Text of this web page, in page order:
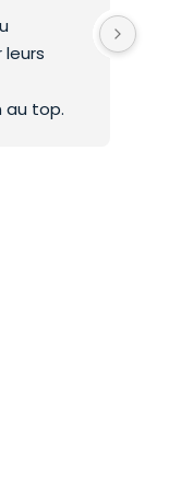
leurs
au top.